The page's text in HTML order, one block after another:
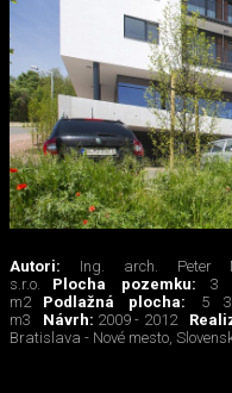
Autori: Ing. arch. Peter
s.r.o.
Plocha pozemku:3
m2
Podlažná plocha: 5
m3
Návrh: 2009 - 2012
Bratislava - Nové mesto,